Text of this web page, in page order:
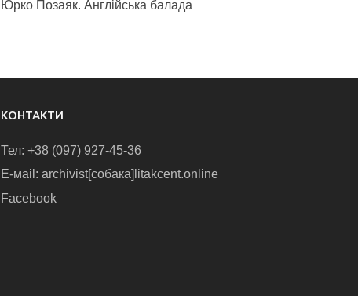
Юрко Позаяк. Англійська балада
КОНТАКТИ
Тел: +38 (097) 927-45-36
E-маіl: archivist[собака]litakcent.online
Facebook